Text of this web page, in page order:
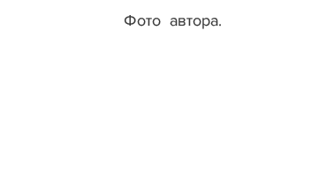
Фото автора.